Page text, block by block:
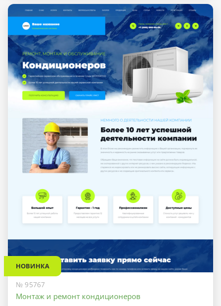
НОВИНКА
№ 95767
Монтаж и ремонт кондиционеров